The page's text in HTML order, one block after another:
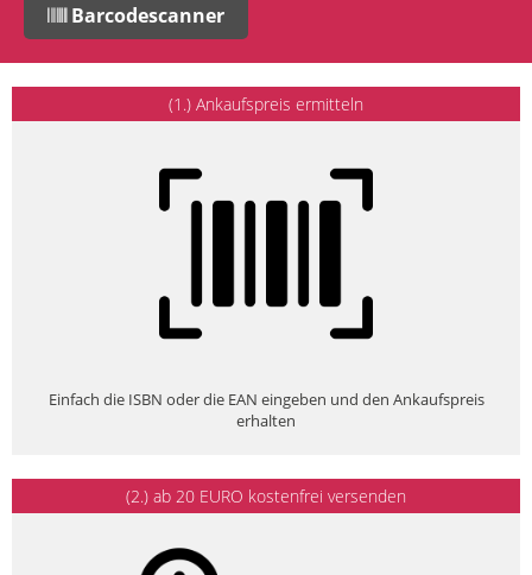
Barcodescanner
(1.) Ankaufspreis ermitteln
Einfach die ISBN oder die EAN eingeben und den Ankaufspreis
erhalten
(2.) ab 20 EURO kostenfrei versenden